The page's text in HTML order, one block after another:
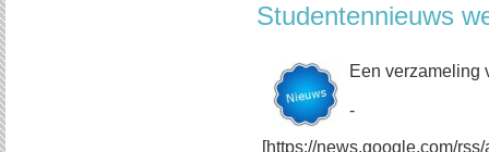
Studentennieuws
Een verzameling
-
[https://news.google.com/